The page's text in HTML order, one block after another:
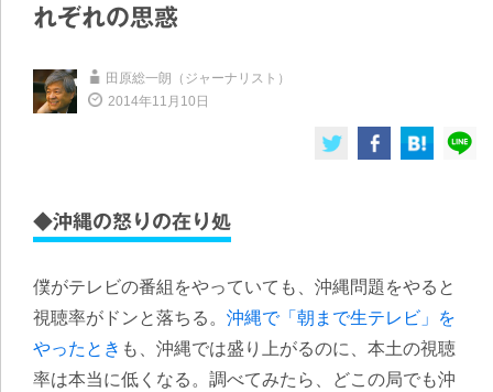
れぞれの思惑
田原総一朗（ジャーナリスト）
2014年11月10日
◆沖縄の怒りの在り処
僕がテレビの番組をやっていても、沖縄問題をやると
視聴率がドンと落ちる。 沖縄で「朝まで生テレビ」を
やったとき も、沖縄では盛り上がるのに、本土の視聴
率は本当に低くなる。調べてみたら、どこの局でも沖